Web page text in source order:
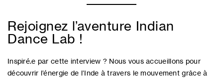
Rejoignez l’aventure Indian
Dance Lab !
Inspiré.e par cette interview ? Nous vous accueillons pour
découvrir l’énergie de l’Inde à travers le mouvement grâce à